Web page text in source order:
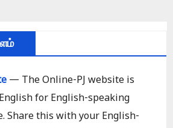
— The Online-PJ website is
for English-speaking
Share this with your English-